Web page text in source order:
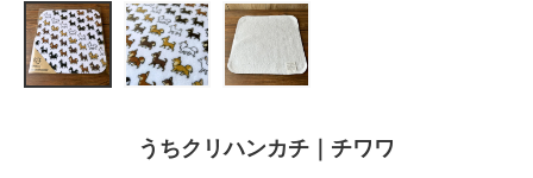
うちクリハンカチ｜チワワ